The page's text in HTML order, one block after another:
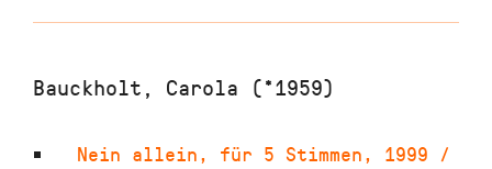
Bauckholt, Carola (*1959)
Nein allein, für 5 Stimmen, 1999 /